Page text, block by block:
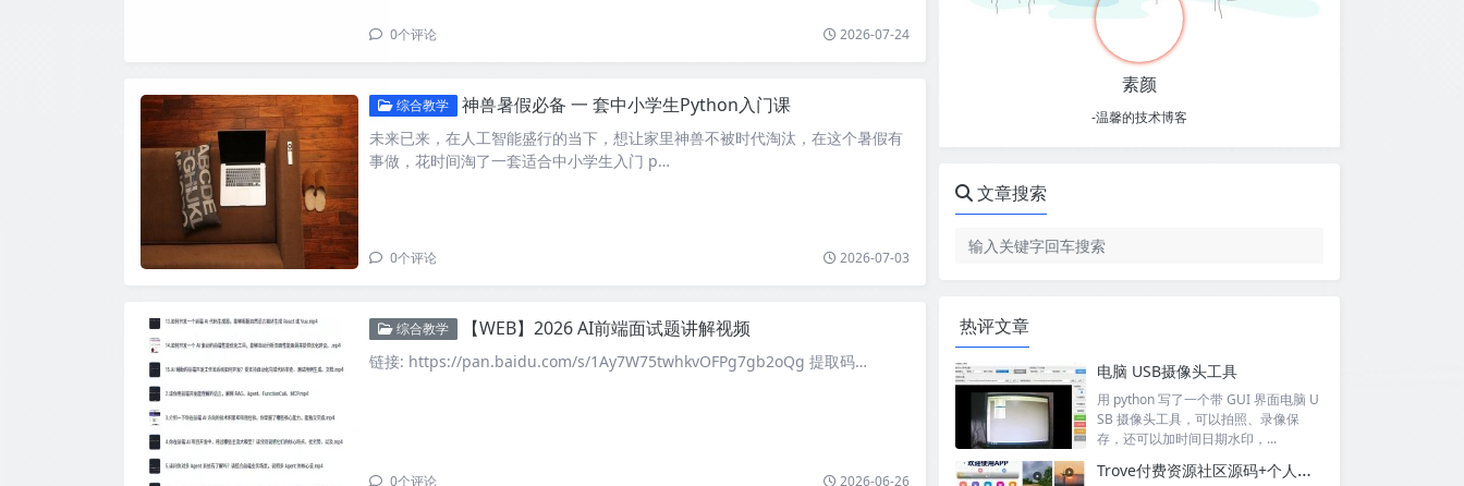
0个评论 2026-07-24
综合教学 神兽暑假必备 一 套中小学生Python入门课
未来已来，在人工智能盛行的当下，想让家里神兽不被时代淘汰，在这个暑假有
事做，花时间淘了一套适合中小学生入门 p…
0个评论 2026-07-03
综合教学 【WEB】2026 AI前端面试题讲解视频
链接: https://pan.baidu.com/s/1Ay7W75twhkvOFPg7gb2oQg 提取码…
0个评论 2026-06-26
素颜
-温馨的技术博客
文章搜索
热评文章
电脑 USB摄像头工具
用 python 写了一个带 GUI 界面电脑 U
SB 摄像头工具，可以拍照、录像保
存，还可以加时间日期水印，...
Trove付费资源社区源码+个人博客+短视频 APP 支持AI大模型多支付多存储